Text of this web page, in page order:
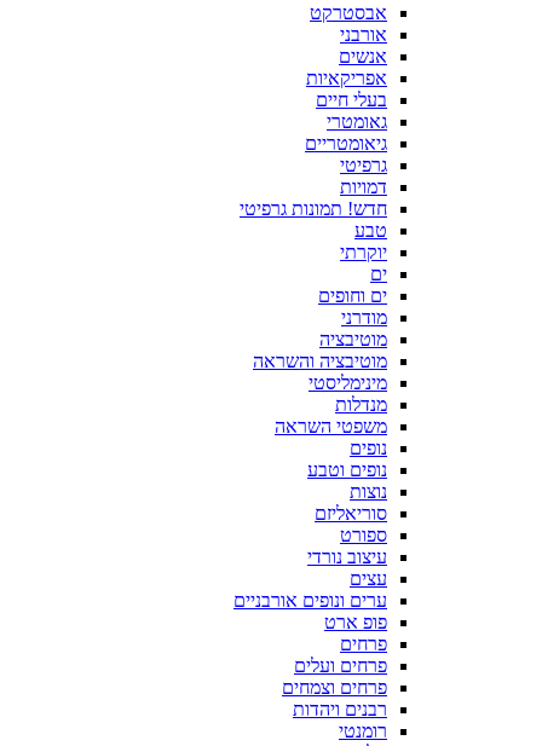
אבסטרקט
אורבני
אנשים
אפריקאיות
בעלי חיים
גאומטרי
גיאומטריים
גרפיטי
דמויות
חדש! תמונות גרפיטי
טבע
יוקרתי
ים
ים וחופים
מודרני
מוטיבציה
מוטיבציה והשראה
מינימליסטי
מנדלות
משפטי השראה
נופים
נופים וטבע
נוצות
סוריאליזם
ספורט
עיצוב נורדי
עצים
ערים ונופים אורבניים
פופ ארט
פרחים
פרחים ועלים
פרחים וצמחים
רבנים ויהדות
רומנטי